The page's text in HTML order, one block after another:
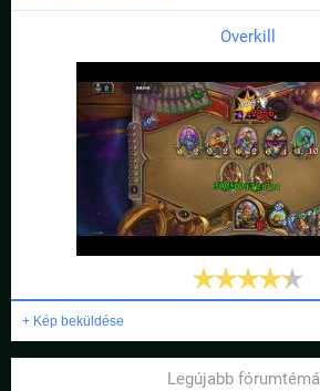
Overkill
+ Kép beküldése
Legújabb